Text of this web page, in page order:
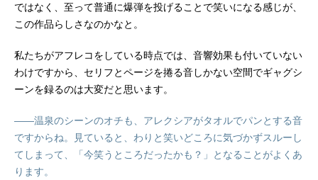
ではなく、至って普通に爆弾を投げることで笑いになる感じが、
この作品らしさなのかなと。
私たちがアフレコをしている時点では、音響効果も付いていない
わけですから、セリフとページを捲る音しかない空間でギャグシ
ーンを録るのは大変だと思います。
――温泉のシーンのオチも、アレクシアがタオルでパンとする音
ですからね。見ていると、わりと笑いどころに気づかずスルーし
てしまって、「今笑うところだったかも？」となることがよくあ
ります。